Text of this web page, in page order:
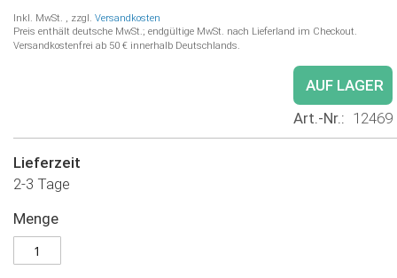
Inkl. MwSt. , zzgl. Versandkosten
Preis enthält deutsche MwSt.; endgültige MwSt. nach Lieferland im Checkout.
Versandkostenfrei ab 50 € innerhalb Deutschlands.
AUF LAGER
Art.-Nr.
12469
Lieferzeit
2-3 Tage
Menge